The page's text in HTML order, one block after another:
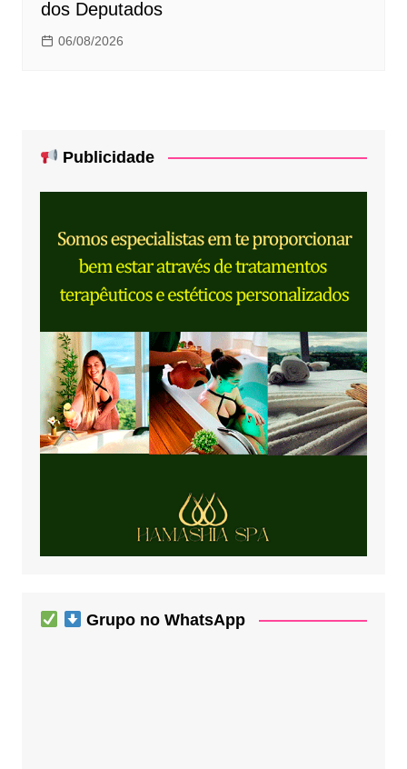
dos Deputados
06/08/2026
Publicidade
Grupo no WhatsApp